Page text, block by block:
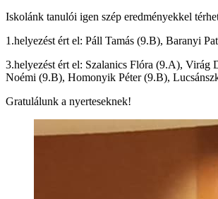
Iskolánk tanulói igen szép eredményekkel
1.helyezést ért el: Páll Tamás (9.B), Baranyi
3.helyezést ért el: Szalanics Flóra (9.A), Virág
Noémi (9.B), Homonyik Péter (9.B),
Gratulálunk a nyerteseknek!